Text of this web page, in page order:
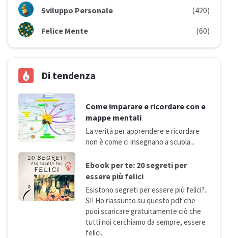
Sviluppo Personale
(420)
Felice Mente
(60)
Di tendenza
Come imparare e ricordare con e
mappe mentali
La verità per apprendere e ricordare
non è come ci insegnano a scuola...
Ebook per te: 20 segreti per
essere più felici
Esistono segreti per essere più felici?..
SI! Ho riassunto su questo pdf che
puoi scaricare gratuitamente ciò che
tutti noi cerchiamo da sempre, essere
felici.